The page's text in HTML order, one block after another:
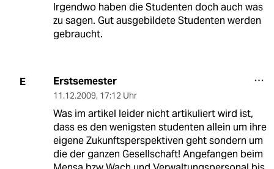
Irgendwo haben die Studenten doch auch was
zu sagen. Gut ausgebildete Studenten werden
gebraucht.
E Erstsemester
11.12.2009, 17:12 Uhr
Was im artikel leider nicht artikuliert wird ist,
dass es den wenigsten studenten allein um ihre
eigene Zukunftsperspektiven geht sondern um
die der ganzen Gesellschaft! Angefangen beim